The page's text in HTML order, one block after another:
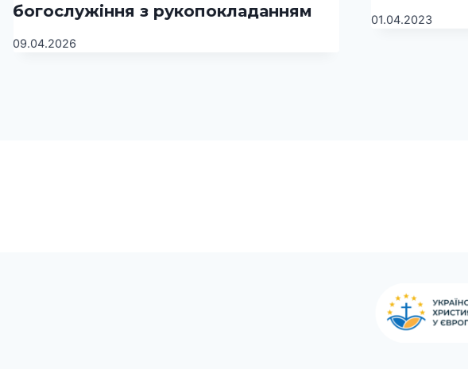
богослужіння з рукопокладанням
09.04.2026
01.04.2023